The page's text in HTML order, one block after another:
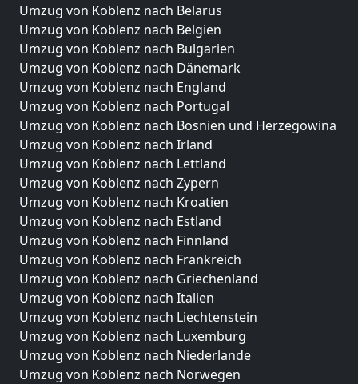
Umzug von Koblenz nach Belarus
Umzug von Koblenz nach Belgien
Umzug von Koblenz nach Bulgarien
Umzug von Koblenz nach Dänemark
Umzug von Koblenz nach England
Umzug von Koblenz nach Portugal
Umzug von Koblenz nach Bosnien und Herzegowina
Umzug von Koblenz nach Irland
Umzug von Koblenz nach Lettland
Umzug von Koblenz nach Zypern
Umzug von Koblenz nach Kroatien
Umzug von Koblenz nach Estland
Umzug von Koblenz nach Finnland
Umzug von Koblenz nach Frankreich
Umzug von Koblenz nach Griechenland
Umzug von Koblenz nach Italien
Umzug von Koblenz nach Liechtenstein
Umzug von Koblenz nach Luxemburg
Umzug von Koblenz nach Niederlande
Umzug von Koblenz nach Norwegen